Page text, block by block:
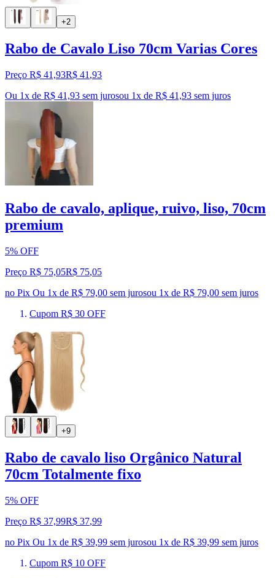
+2
Rabo de Cavalo Liso 70cm Varias Cores
Preço R$ 41,93R$ 41 ,93
Ou 1x de R$ 41,93 sem jurosou 1x de R$ 41,93 sem juros
Rabo de cavalo, aplique, ruivo, liso, 70cm
premium
5% OFF
Preço R$ 75,05R$ 75,05
no Pix Ou 1x de R$ 79,00 sem jurosou 1x de R$ 79,00 sem juros
Cupom R$ 30 OFF
+9
Rabo de cavalo liso Orgânico Natural
70cm Totalmente fixo
5% OFF
Preço R$ 37,99R$ 37,99
no Pix Ou 1x de R$ 39,99 sem jurosou 1x de R$ 39,99 sem juros
Cupom R$ 10 OFF